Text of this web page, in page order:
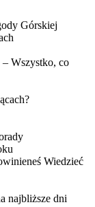
Górskiej
– Wszystko, co
Wiedzieć
najbliższe dni